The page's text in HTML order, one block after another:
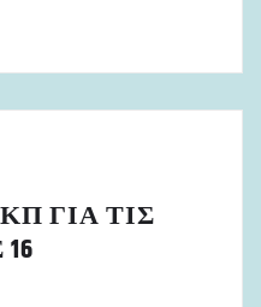
ΓΙΑ ΤΙΣ